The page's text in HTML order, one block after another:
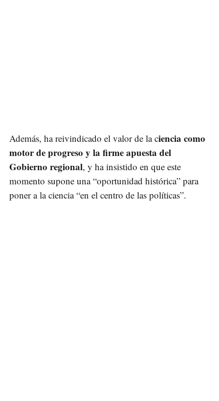
Además, ha reivindicado el valor de la ciencia como
motor de progreso y la firme apuesta del
Gobierno regional, y ha insistido en que este
momento supone una “oportunidad histórica” para
poner a la ciencia “en el centro de las políticas”.